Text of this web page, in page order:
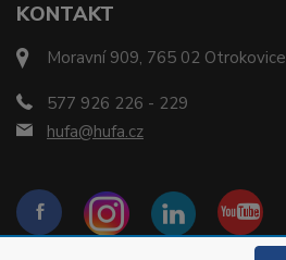
KONTAKT
Moravní 909, 765 02 Otrokovice
577 926 226 - 229
hufa@hufa.cz